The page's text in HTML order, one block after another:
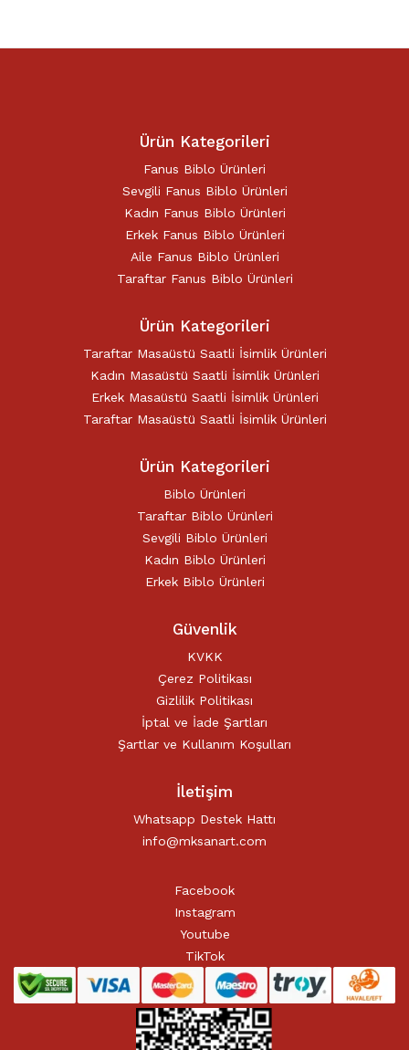
Ürün Kategorileri
Fanus Biblo Ürünleri
Sevgili Fanus Biblo Ürünleri
Kadın Fanus Biblo Ürünleri
Erkek Fanus Biblo Ürünleri
Aile Fanus Biblo Ürünleri
Taraftar Fanus Biblo Ürünleri
Ürün Kategorileri
Taraftar Masaüstü Saatli İsimlik Ürünleri
Kadın Masaüstü Saatli İsimlik Ürünleri
Erkek Masaüstü Saatli İsimlik Ürünleri
Taraftar Masaüstü Saatli İsimlik Ürünleri
Ürün Kategorileri
Biblo Ürünleri
Taraftar Biblo Ürünleri
Sevgili Biblo Ürünleri
Kadın Biblo Ürünleri
Erkek Biblo Ürünleri
Güvenlik
KVKK
Çerez Politikası
Gizlilik Politikası
İptal ve İade Şartları
Şartlar ve Kullanım Koşulları
İletişim
Whatsapp Destek Hattı
info@mksanart.com
Facebook
Instagram
Youtube
TikTok